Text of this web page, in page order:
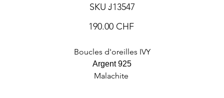
SKU :SKU
J13547
J13547
Prix
190.00 CHF
Boucles d'oreilles IVY
Argent 925
Malachite